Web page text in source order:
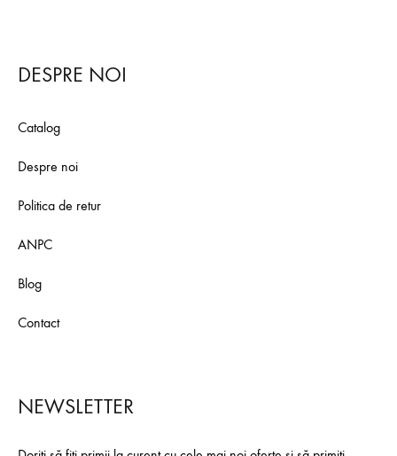
DESPRE NOI
Catalog
Despre noi
Politica de retur
ANPC
Blog
Contact
NEWSLETTER